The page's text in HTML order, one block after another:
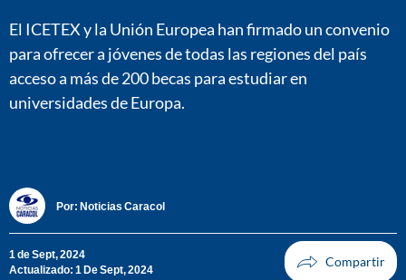
El ICETEX y la Unión Europea han firmado un convenio
para ofrecer a jóvenes de todas las regiones del país
acceso a más de 200 becas para estudiar en
universidades de Europa.
Por: Noticias Caracol
1 de Sept, 2024
Actualizado: 1 De Sept, 2024